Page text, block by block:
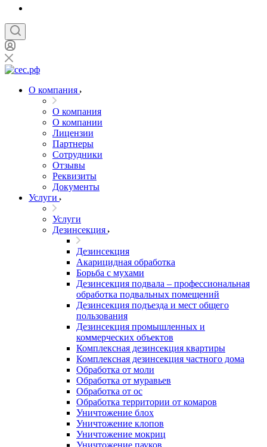
О компания
О компания
О компании
Лицензии
Партнеры
Сотрудники
Отзывы
Реквизиты
Документы
Услуги
Услуги
Дезинсекция
Дезинсекция
Акарицидная обработка
Борьба с мухами
Дезинсекция подвала – профессиональная
обработка подвальных помещений
Дезинсекция подъезда и мест общего
пользования
Дезинсекция промышленных и
коммерческих объектов
Комплексная дезинсекция квартиры
Комплексная дезинсекция частного дома
Обработка от моли
Обработка от муравьев
Обработка от ос
Обработка территории от комаров
Уничтожение блох
Уничтожение клопов
Уничтожение мокриц
Уничтожение пауков